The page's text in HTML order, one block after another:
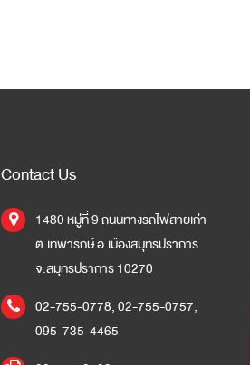
Contact Us
1480 หมู่ที่ 9 ถนนทางรถไฟสายเก่า
ต.เทพารักษ์ อ.เมืองสมุทรปราการ
จ.สมุทรปราการ 10270
02-755-0778,02-755-0757,
095-735-4465